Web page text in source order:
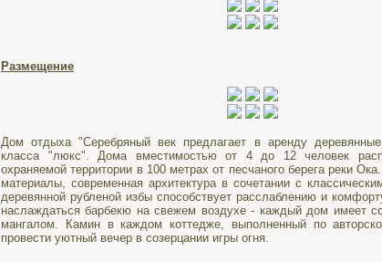
Размещение
Дом отдыха "Серебряный век предлагает в аренду
класса "люкс". Дома вместимостью от 4 до 12 человек
охраняемой территории в 100 метрах от песчаного берега реки
материалы, современная архитектура в сочетании с
деревянной рубленой избы способствует расслаблению и
наслаждаться барбекю на свежем воздухе - каждый дом имеет
мангалом. Камин в каждом коттедже, выполненный по
провести уютный вечер в созерцании игры огня.